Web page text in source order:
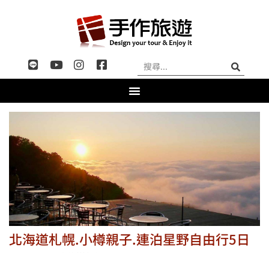
北海道札幌.小樽親子.連泊星野自由行5日